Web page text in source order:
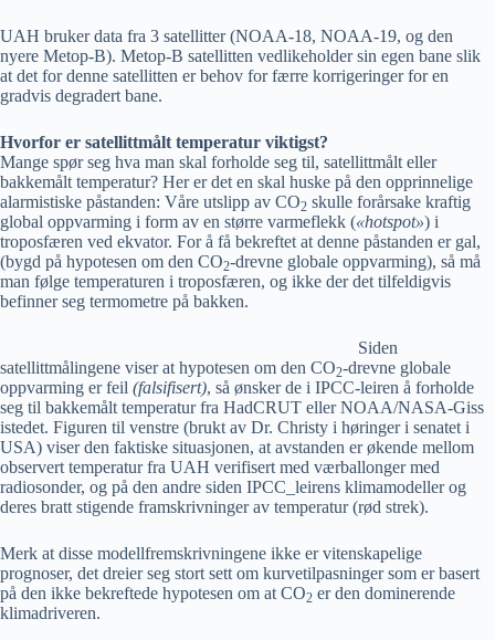
UAH bruker data fra 3 satellitter (NOAA-18, NOAA-19, og den
nyere Metop-B). Metop-B satellitten vedlikeholder sin egen bane slik
at det for denne satellitten er behov for færre korrigeringer for en
gradvis degradert bane.
Hvorfor er satellittmålt temperatur viktigst?
Mange spør seg hva man skal forholde seg til, satellittmålt eller
bakkemålt temperatur? Her er det en skal huske på den opprinnelige
alarmistiske påstanden: Våre utslipp av CO2 skulle forårsake kraftig
global oppvarming i form av en større varmeflekk («hotspot») i
troposfæren ved ekvator. For å få bekreftet at denne påstanden er gal,
(bygd på hypotesen om den CO2-drevne globale oppvarming), så må
man følge temperaturen i troposfæren, og ikke der det tilfeldigvis
befinner seg termometre på bakken.
Siden
satellittmålingene viser at hypotesen om den CO2-drevne globale
oppvarming er feil (falsifisert), så ønsker de i IPCC-leiren å forholde
seg til bakkemålt temperatur fra HadCRUT eller NOAA/NASA-Giss
istedet. Figuren til venstre (brukt av Dr. Christy i høringer i senatet i
USA) viser den faktiske situasjonen, at avstanden er økende mellom
observert temperatur fra UAH verifisert med værballonger med
radiosonder, og på den andre siden IPCC_leirens klimamodeller og
deres bratt stigende framskrivninger av temperatur (rød strek).
Merk at disse modellfremskrivningene ikke er vitenskapelige
prognoser, det dreier seg stort sett om kurvetilpasninger som er basert
på den ikke bekreftede hypotesen om at CO2 er den dominerende
klimadriveren.